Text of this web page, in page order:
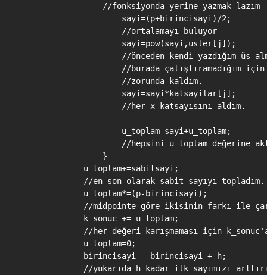
                //fonksiyonda yerine yazmak lazım
                    sayi=(p+birincisayi)/2;
                    //ortalamayı buluyor
                    sayi=pow(sayi,usler[j]);
//önceden kendi yazdığım üs
//burada çalıştıramadığım
                    //zorunda kaldım.
                    sayi=sayi*katsayilar[j];
                    //her x katsayısını aldım.
                    u_toplam=sayi+u_toplam;
//hepsini u_toplam değerine
                }
            u_toplam+=sabitsayi;
            //en son olarak sabit sayıyı topladım.
            u_toplam*=(p-birincisayi);
//midpointe göre ikisinin farkı ile
            k_sonuc += u_toplam;
//her değeri karışmaması için
            u_toplam=0;
            birincisayi = birincisayi + h;
//yukarıda h kadar ilk sayımızı